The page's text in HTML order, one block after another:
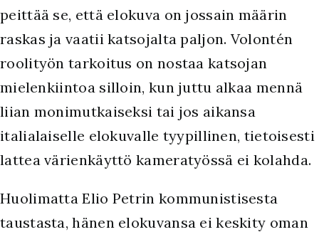
peittää se, että elokuva on jossain määrin
raskas ja vaatii katsojalta paljon. Volontén
roolityön tarkoitus on nostaa katsojan
mielenkiintoa silloin, kun juttu alkaa mennä
liian monimutkaiseksi tai jos aikansa
italialaiselle elokuvalle tyypillinen, tietoisesti
lattea värienkäyttö kameratyössä ei kolahda.
Huolimatta Elio Petrin kommunistisesta
taustasta, hänen elokuvansa ei keskity oman